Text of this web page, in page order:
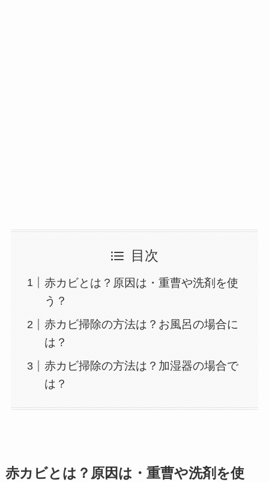
目次
赤カビとは？原因は・重曹や洗剤を使
う？
赤カビ掃除の方法は？お風呂の場合に
は？
赤カビ掃除の方法は？加湿器の場合で
は？
赤カビとは？原因は・重曹や洗剤を使